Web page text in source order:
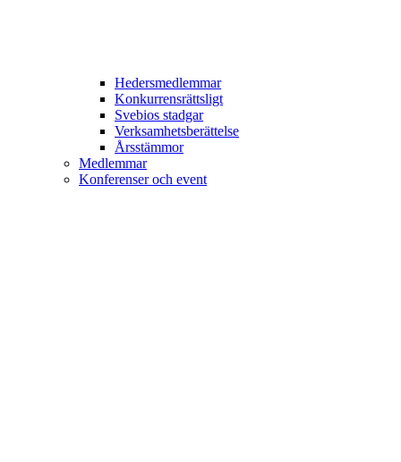
Hedersmedlemmar
Konkurrensrättsligt
Svebios stadgar
Verksamhetsberättelse
Årsstämmor
Medlemmar
Konferenser och event